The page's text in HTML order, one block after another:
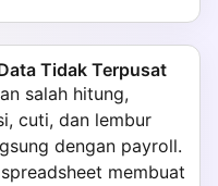
Tidak Terpusat
salah hitung,
cuti, dan lembur
dengan payroll.
membuat